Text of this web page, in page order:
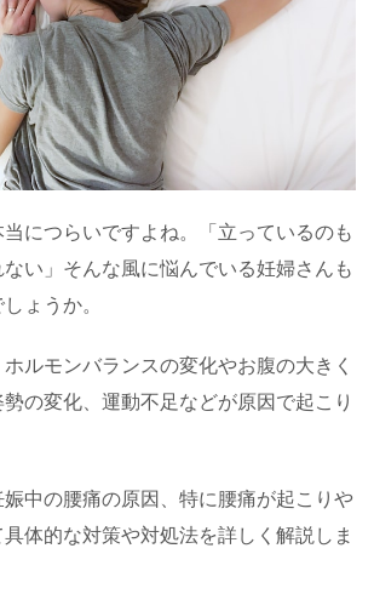
につらいですよね。「立っているのも
い」そんな風に悩んでいる妊婦さんも
ょうか。
ルモンバランスの変化やお腹の大きく
の変化、運動不足などが原因で起こり
中の腰痛の原因、特に腰痛が起こりや
体的な対策や対処法を詳しく解説しま